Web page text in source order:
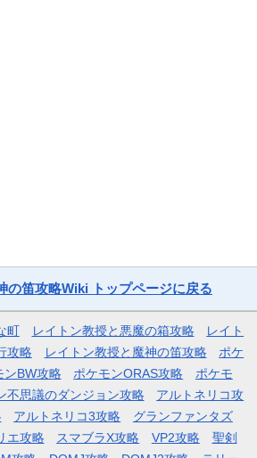
の笛攻略Wiki トップページに戻る
町 レイトン教授と悪魔の箱攻略
レイト
攻略
レイトン教授と魔神の笛攻略
ポケ
ンBW攻略 ポケモンORAS攻略
ポケモ
不思議のダンジョン攻略
アルトネリコ攻
アルトネリコ3攻略
グランファンタズ
エ攻略 スマブラX攻略 VP2攻略
聖剣